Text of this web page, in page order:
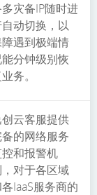
灾备IP随时进
动切换，以
遇到极端情
分钟级别恢
务。
云客服提供
的网络服务
控和报警机
对于各区域
IaaS服务商的